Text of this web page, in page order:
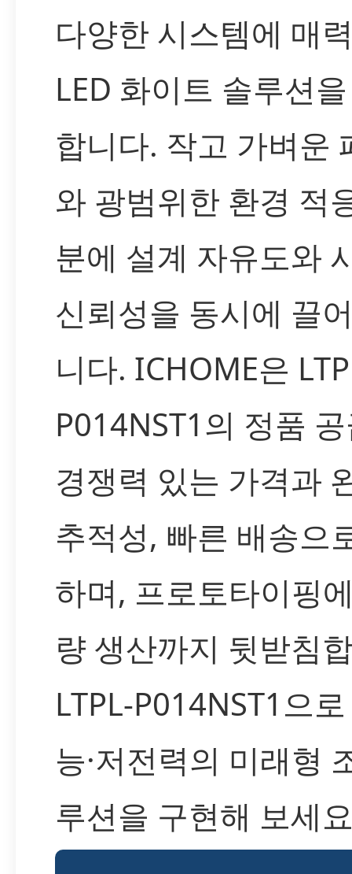
다양한 시스템에 매
LED 화이트 솔루션
합니다. 작고 가벼운
와 광범위한 환경 적
분에 설계 자유도와
신뢰성을 동시에 끌
니다. ICHOME은
P014NST1의 정품
경쟁력 있는 가격과
추적성, 빠른 배송으
하며, 프로토타이핑
량 생산까지 뒷받침
LTPL-P014NST1으
능·저전력의 미래형
루션을 구현해 보세